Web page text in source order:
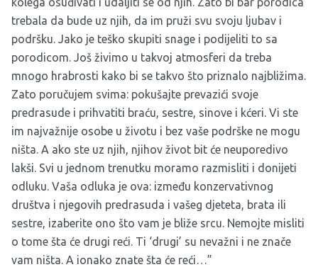
trebala da bude uz njih, da im pruži svu svoju ljubav i
podršku. Jako je teško skupiti snage i podijeliti to sa
porodicom. Još živimo u takvoj atmosferi da treba
mnogo hrabrosti kako bi se takvo što priznalo najbližima.
Zato poručujem svima: pokušajte prevazići svoje
predrasude i prihvatiti braću, sestre, sinove i kćeri. Vi ste
im najvažnije osobe u životu i bez vaše podrške ne mogu
ništa. A ako ste uz njih, njihov život bit će neuporedivo
lakši. Svi u jednom trenutku moramo razmisliti i donijeti
odluku. Vaša odluka je ova: između konzervativnog
društva i njegovih predrasuda i vašeg djeteta, brata ili
sestre, izaberite ono što vam je bliže srcu. Nemojte misliti
o tome šta će drugi reći. Ti ‘drugi’ su nevažni i ne znače
vam ništa. A ionako znate šta će reći…”